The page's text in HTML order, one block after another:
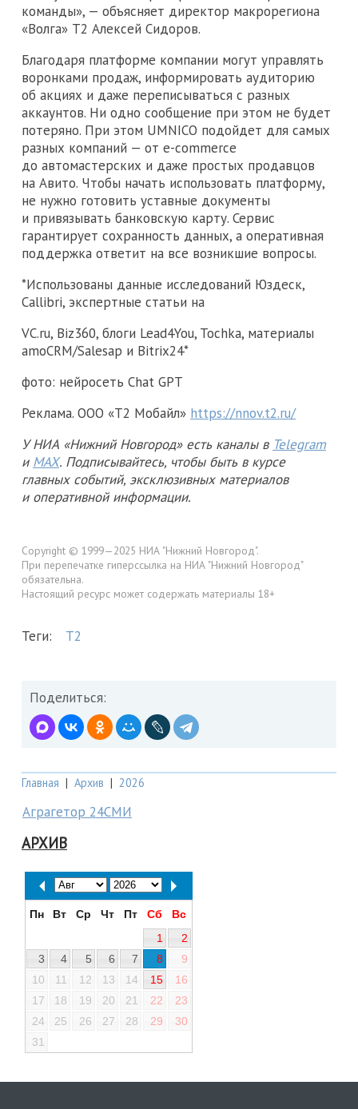
команды», — объясняет директор макрорегиона
«Волга» Т2 Алексей Сидоров.
Благодаря платформе компании могут управлять
воронками продаж, информировать аудиторию
об акциях и даже переписываться с разных
аккаунтов. Ни одно сообщение при этом не будет
потеряно. При этом UMNICO подойдет для самых
разных компаний — от e-commerce
до автомастерских и даже простых продавцов
на Авито. Чтобы начать использовать платформу,
не нужно готовить уставные документы
и привязывать банковскую карту. Сервис
гарантирует сохранность данных, а оперативная
поддержка ответит на все возникшие вопросы.
*Использованы данные исследований Юздеск,
Callibri, экспертные статьи на
VC.ru, Biz360, блоги Lead4You, Tochka, материалы
amoCRM/Salesap и Bitrix24*
фото: нейросеть Chat GPT
Реклама. ООО «Т2 Мобайл» https://nnov.t2.ru/
У НИА «Нижний Новгород» есть каналы в Telegram
и MAX. Подписывайтесь, чтобы быть в курсе
главных событий, эксклюзивных материалов
и оперативной информации.
Copyright © 1999—2025 НИА "Нижний Новгород".
При перепечатке гиперссылка на НИА "Нижний Новгород"
обязательна.
Настоящий ресурс может содержать материалы 18+
Теги: Т2
Поделиться:
Главная | Архив | 2026
Аграгетор 24СМИ
АРХИВ
Пн Вт Ср Чт Пт Сб
Вс
1
2
3
4 5 6 7 8
9
10
11 12 13 14 15
16
17
18 19 20 21 22
23
24
25 26 27 28 29
30
31